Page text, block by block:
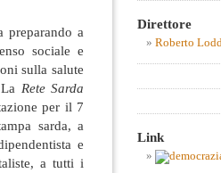
a
sociale e
sulla salute
Rete Sarda
per il 7
sarda, a
e
a tutti i
Direttore
Roberto
Link